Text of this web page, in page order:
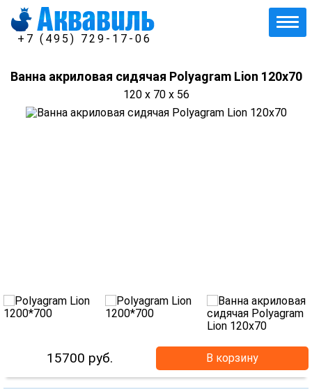
+7 (495) 729-17-06
Ванна акриловая сидячая Polyagram Lion 120x70
120 x 70 x 56
15700 руб. В корзину